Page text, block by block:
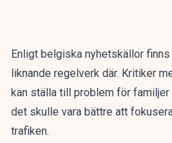
Enligt belgiska nyhetskällor
liknande regelverk där. Kritiker
kan ställa till problem för
det skulle vara bättre att
trafiken.